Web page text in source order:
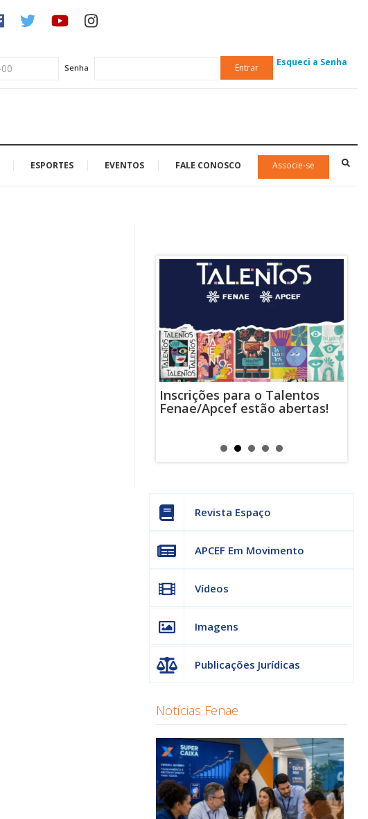
Senha Entrar Esqueci a Senha
ESPORTES EVENTOS FALE CONOSCO Associe-se
Inscrições para o Talentos
Fenae/Apcef estão abertas!
Revista Espaço
APCEF Em Movimento
Vídeos
Imagens
Publicações Jurídicas
Notícias Fenae